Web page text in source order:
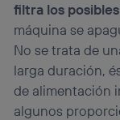
filtra los
máquina se
No se trata de
larga duración,
de alimentación
algunos
la política de